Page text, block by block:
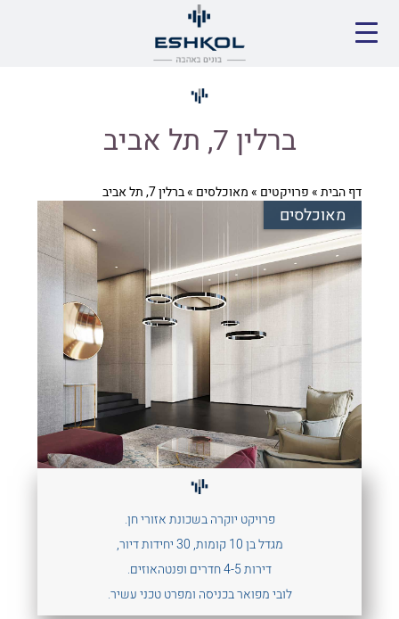
ברלין 7, תל אביב
דף הבית»פרויקטים »מאוכלסים »ברלין 7, תל אביב
מאוכלסים
פרויקט יוקרה בשכונת אזורי חן.
מגדל בן 10 קומות, 30 יחידות דיור,
דירות 4-5 חדרים ופנטהאוזים.
לובי מפואר בכניסה ומפרט טכני עשיר.